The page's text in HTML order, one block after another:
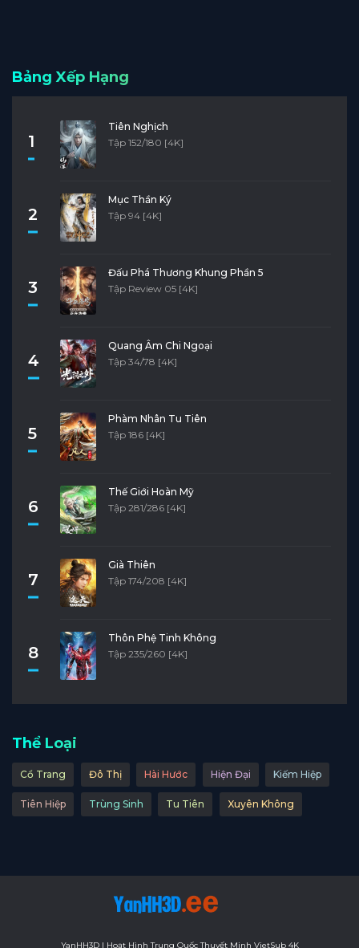
Bảng Xếp Hạng
1
Tiên Nghịch
Tập 152/180 [4K]
2
Mục Thần Ký
Tập 94 [4K]
3
Đấu Phá Thương Khung Phần 5
Tập Review 05 [4K]
4
Quang Âm Chi Ngoại
Tập 34/78 [4K]
5
Phàm Nhân Tu Tiên
Tập 186 [4K]
6
Thế Giới Hoàn Mỹ
Tập 281/286 [4K]
7
Già Thiên
Tập 174/208 [4K]
8
Thôn Phệ Tinh Không
Tập 235/260 [4K]
Thể Loại
Cổ Trang Đô Thị Hài Hước Hiện Đại Kiếm Hiệp
Tiên Hiệp Trùng Sinh Tu Tiên Xuyên Không
YanHH3D | Hoạt Hình Trung Quốc Thuyết Minh VietSub 4K